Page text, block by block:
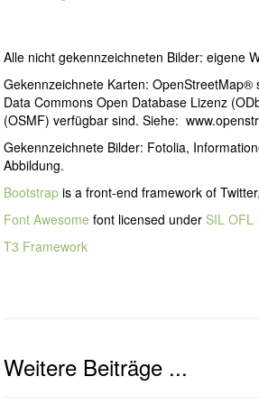
Alle nicht gekennzeichneten Bilder: eigene
Gekennzeichnete Karten: OpenStreetMap®
Data Commons Open Database Lizenz
(OSMF) verfügbar sind. Siehe:
Gekennzeichnete Bilder: Fotolia,
Abbildung.
Bootstrapis a front-end framework of
Font Awesome font licensed under SIL OFL
T3 Framework
Weitere Beiträge ...